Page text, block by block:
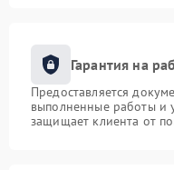
Гарантия на
Предоставляется
выполненные работы и
защищает клиента от